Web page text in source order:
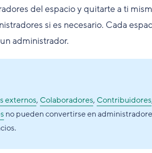
del espacio y quitarte a ti
si es necesario. Cada
administrador.
externos, Colaboradores, Contribuidores
no pueden convertirse en